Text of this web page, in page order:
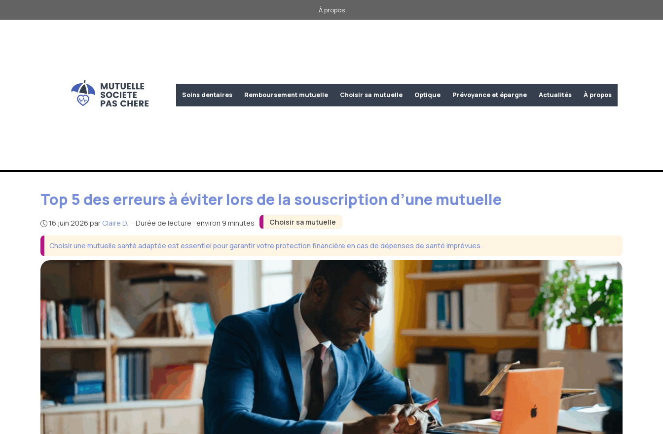
au
À propos
Soins dentaires Remboursement mutuelle Choisir sa mutuelle Optique Prévoyance et épargne Actualités À propos
Choisir sa mutuelle
Top 5 des erreurs à éviter lors de la souscription d’une mutuelle
16 juin 2026 par Claire D. · Durée de lecture : environ 9 minutes
Choisir une mutuelle santé adaptée est essentiel pour garantir votre protection financière en cas de dépenses de santé imprévues.